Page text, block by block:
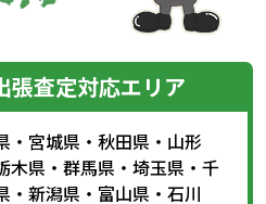
張査定対応エリア
・ 宮城県 ・ 秋田県 ・ 山形
木県 ・ 群馬県 ・ 埼玉県 ・ 千
・ 新潟県 ・ 富山県 ・ 石川